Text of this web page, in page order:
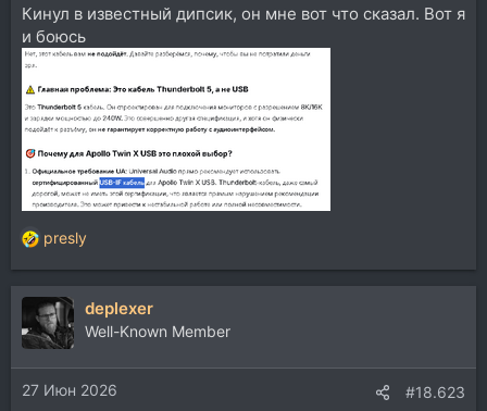
Кинул в известный дипсик, он мне вот что сказал. Вот я
и боюсь
Р
е
а
ц
и
и
:
presly
deplexer
Well-Known Member
27 Июн 2026 #18.623